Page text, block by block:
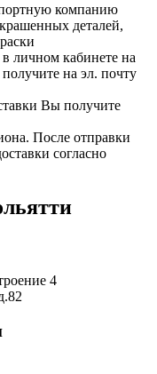
компанию
деталей,
личном кабинете на
на эл. почту
Вы получите
После отправки
согласно
4